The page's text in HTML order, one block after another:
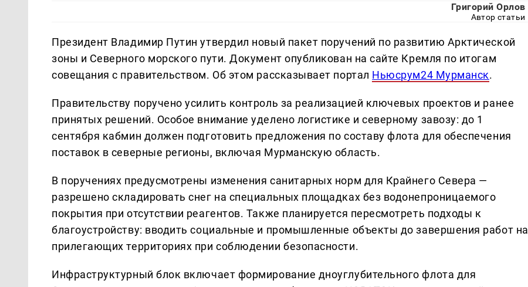
Григорий Орлов
Автор статьи
Президент Владимир Путин утвердил новый пакет поручений по развитию Арктической
зоны и Северного морского пути. Документ опубликован на сайте Кремля по итогам
совещания с правительством. Об этом рассказывает портал Ньюсрум24 Мурманск.
Правительству поручено усилить контроль за реализацией ключевых проектов и ранее
принятых решений. Особое внимание уделено логистике и северному завозу: до 1
сентября кабмин должен подготовить предложения по составу флота для обеспечения
поставок в северные регионы, включая Мурманскую область.
В поручениях предусмотрены изменения санитарных норм для Крайнего Севера —
разрешено складировать снег на специальных площадках без водонепроницаемого
покрытия при отсутствии реагентов. Также планируется пересмотреть подходы к
благоустройству: вводить социальные и промышленные объекты до завершения работ на
прилегающих территориях при соблюдении безопасности.
Инфраструктурный блок включает формирование дноуглубительного флота для